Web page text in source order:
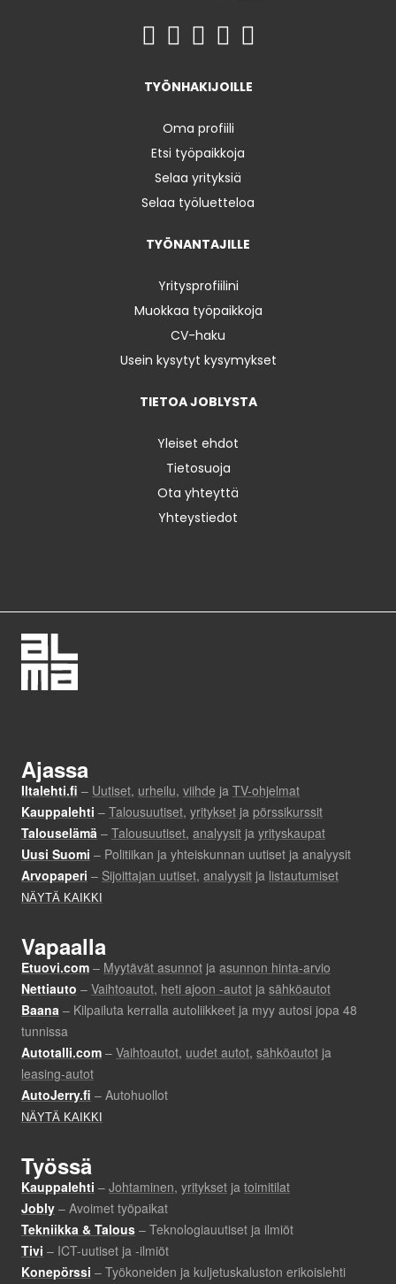
TYÖNHAKIJOILLE
Oma profiili
Etsi työpaikkoja
Selaa yrityksiä
Selaa työluetteloa
TYÖNANTAJILLE
Yritysprofiilini
Muokkaa työpaikkoja
CV-haku
Usein kysytyt kysymykset
TIETOA JOBLYSTA
Yleiset ehdot
Tietosuoja
Ota yhteyttä
Yhteystiedot